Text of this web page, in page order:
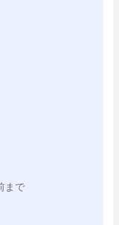
まで